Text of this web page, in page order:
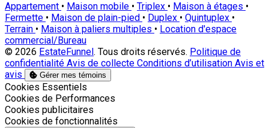
Appartement • Maison mobile • Triplex • Maison à étages •
Fermette • Maison de plain-pied • Duplex • Quintuplex •
Terrain • Maison à paliers multiples • Location d'espace
commercial/Bureau
© 2026 EstateFunnel. Tous droits réservés. Politique de
confidentialité Avis de collecte Conditions d’utilisation Avis et
avis
Gérer mes témoins
Activer
Cookies Essentiels
Activer
Cookies de Performances
Activer
Cookies publicitaires
Activer
Cookies de fonctionnalités